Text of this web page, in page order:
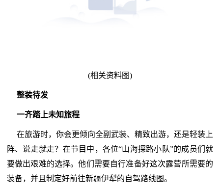
(相关资料图)
整装待发
一齐踏上未知旅程
在旅游时，你会更倾向全副武装、精致出游，还是轻装上
阵、说走就走？在节目中，各位“山海探路小队”的成员们就
要做出艰难的选择。他们需要自行准备好这次露营所需要的
装备，并且制定好前往新疆伊犁的自驾路线图。